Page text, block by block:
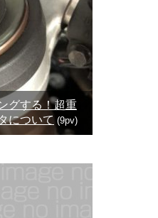
グする！超重
について (9pv)